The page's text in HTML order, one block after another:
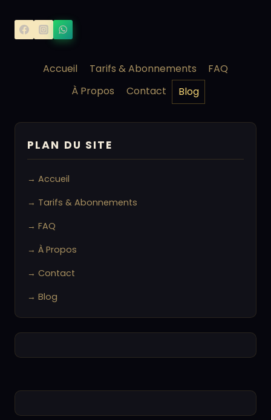
Accueil Tarifs & Abonnements
FAQ
À Propos
Contact Blog
PLAN DU SITE
→ Accueil
→ Tarifs & Abonnements
→ FAQ
→ À Propos
→ Contact
→ Blog